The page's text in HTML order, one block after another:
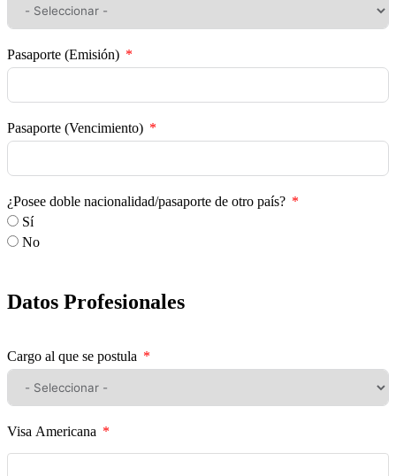
Pasaporte (Emisión)
Pasaporte (Vencimiento)
¿Posee doble nacionalidad/pasaporte de otro país?
Sí
No
Datos Profesionales
Cargo al que se postula
Visa Americana